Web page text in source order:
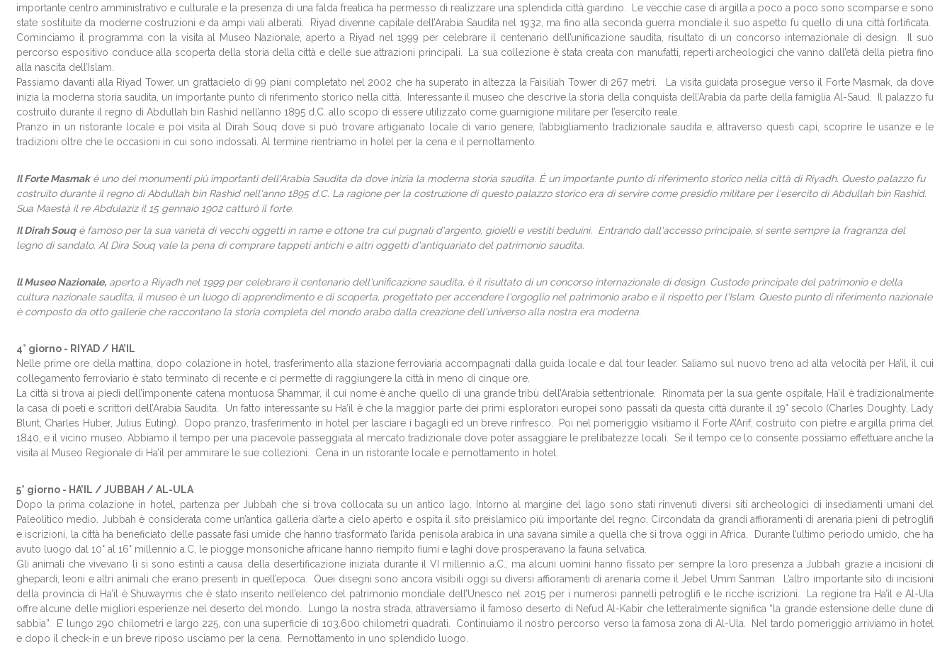
importante centro amministrativo e culturale e la presenza di una falda freatica ha permesso di realizzare una splendida città giardino. Le vecchie case di argilla a poco a poco sono scomparse e sono
state sostituite da moderne costruzioni e da ampi viali alberati. Riyad divenne capitale dell’Arabia Saudita nel 1932, ma fino alla seconda guerra mondiale il suo aspetto fu quello di una città fortificata.
Cominciamo il programma con la visita al Museo Nazionale, aperto a Riyad nel 1999 per celebrare il centenario dell’unificazione saudita, risultato di un concorso internazionale di design. Il suo
percorso espositivo conduce alla scoperta della storia della città e delle sue attrazioni principali. La sua collezione è stata creata con manufatti, reperti archeologici che vanno dall’età della pietra fino
alla nascita dell’Islam.
Passiamo davanti alla Riyad Tower, un grattacielo di 99 piani completato nel 2002 che ha superato in altezza la Faisiliah Tower di 267 metri. La visita guidata prosegue verso il Forte Masmak, da dove
inizia la moderna storia saudita, un importante punto di riferimento storico nella città. Interessante il museo che descrive la storia della conquista dell’Arabia da parte della famiglia Al-Saud. Il palazzo fu
costruito durante il regno di Abdullah bin Rashid nell’anno 1895 d.C. allo scopo di essere utilizzato come guarnigione militare per l’esercito reale.
Pranzo in un ristorante locale e poi visita al Dirah Souq dove si può trovare artigianato locale di vario genere, l’abbigliamento tradizionale saudita e, attraverso questi capi, scoprire le usanze e le
tradizioni oltre che le occasioni in cui sono indossati. Al termine rientriamo in hotel per la cena e il pernottamento.
Il Forte Masmakè uno dei monumenti più importanti dell'Arabia Saudita da dove inizia la moderna storia saudita. È un importante punto di riferimento storico nella città di Riyadh. Questo palazzo fu
costruito durante il regno di Abdullah bin Rashid nell'anno 1895 d.C. La ragione per la costruzione di questo palazzo storico era di servire come presidio militare per l'esercito di Abdullah bin Rashid.
Sua Maestà il re Abdulaziz il 15 gennaio 1902 catturò il forte.
Il Dirah Souqè famoso per la sua varietà di vecchi oggetti in rame e ottone tra cui pugnali d'argento, gioielli e vestiti beduini. Entrando dall'accesso principale, si sente sempre la fragranza del
legno di sandalo. Al Dira Souq vale la pena di comprare tappeti antichi e altri oggetti d'antiquariato del patrimonio saudita.
ll Museo Nazionale, aperto a Riyadh nel 1999 per celebrare il centenario dell'unificazione saudita, è il risultato di un concorso internazionale di design. Custode principale del patrimonio e della
cultura nazionale saudita, il museo è un luogo di apprendimento e di scoperta, progettato per accendere l'orgoglio nel patrimonio arabo e il rispetto per l'Islam. Questo punto di riferimento nazionale
è composto da otto gallerie che raccontano la storia completa del mondo arabo dalla creazione dell'universo alla nostra era moderna.
4° giorno - RIYAD / HA’IL
Nelle prime ore della mattina, dopo colazione in hotel, trasferimento alla stazione ferroviaria accompagnati dalla guida locale e dal tour leader. Saliamo sul nuovo treno ad alta velocità per Ha’il, il cui
collegamento ferroviario è stato terminato di recente e ci permette di raggiungere la città in meno di cinque ore.
La città si trova ai piedi dell’imponente catena montuosa Shammar, il cui nome è anche quello di una grande tribù dell’Arabia settentrionale. Rinomata per la sua gente ospitale, Ha’il è tradizionalmente
la casa di poeti e scrittori dell’Arabia Saudita. Un fatto interessante su Ha’il è che la maggior parte dei primi esploratori europei sono passati da questa città durante il 19° secolo (Charles Doughty, Lady
Blunt, Charles Huber, Julius Euting). Dopo pranzo, trasferimento in hotel per lasciare i bagagli ed un breve rinfresco. Poi nel pomeriggio visitiamo il Forte A’Arif, costruito con pietre e argilla prima del
1840, e il vicino museo. Abbiamo il tempo per una piacevole passeggiata al mercato tradizionale dove poter assaggiare le prelibatezze locali. Se il tempo ce lo consente possiamo effettuare anche la
visita al Museo Regionale di Ha’il per ammirare le sue collezioni. Cena in un ristorante locale e pernottamento in hotel.
5° giorno - HA’IL / JUBBAH / AL-ULA
Dopo la prima colazione in hotel, partenza per Jubbah che si trova collocata su un antico lago. Intorno al margine del lago sono stati rinvenuti diversi siti archeologici di insediamenti umani del
Paleolitico medio. Jubbah è considerata come un’antica galleria d’arte a cielo aperto e ospita il sito preislamico più importante del regno. Circondata da grandi affioramenti di arenaria pieni di petroglifi
e iscrizioni, la città ha beneficiato delle passate fasi umide che hanno trasformato l’arida penisola arabica in una savana simile a quella che si trova oggi in Africa. Durante l’ultimo periodo umido, che ha
avuto luogo dal 10° al 16° millennio a.C, le piogge monsoniche africane hanno riempito fiumi e laghi dove prosperavano la fauna selvatica.
Gli animali che vivevano lì si sono estinti a causa della desertificazione iniziata durante il VI millennio a.C., ma alcuni uomini hanno fissato per sempre la loro presenza a Jubbah grazie a incisioni di
ghepardi, leoni e altri animali che erano presenti in quell’epoca. Quei disegni sono ancora visibili oggi su diversi affioramenti di arenaria come il Jebel Umm Sanman. L’altro importante sito di incisioni
della provincia di Ha’il è Shuwaymis che è stato inserito nell’elenco del patrimonio mondiale dell’Unesco nel 2015 per i numerosi pannelli petroglifi e le ricche iscrizioni. La regione tra Ha’il e Al-Ula
offre alcune delle migliori esperienze nel deserto del mondo. Lungo la nostra strada, attraversiamo il famoso deserto di Nefud Al-Kabir che letteralmente significa “la grande estensione delle dune di
sabbia”. E’ lungo 290 chilometri e largo 225, con una superficie di 103.600 chilometri quadrati. Continuiamo il nostro percorso verso la famosa zona di Al-Ula. Nel tardo pomeriggio arriviamo in hotel
e dopo il check-in e un breve riposo usciamo per la cena. Pernottamento in uno splendido luogo.